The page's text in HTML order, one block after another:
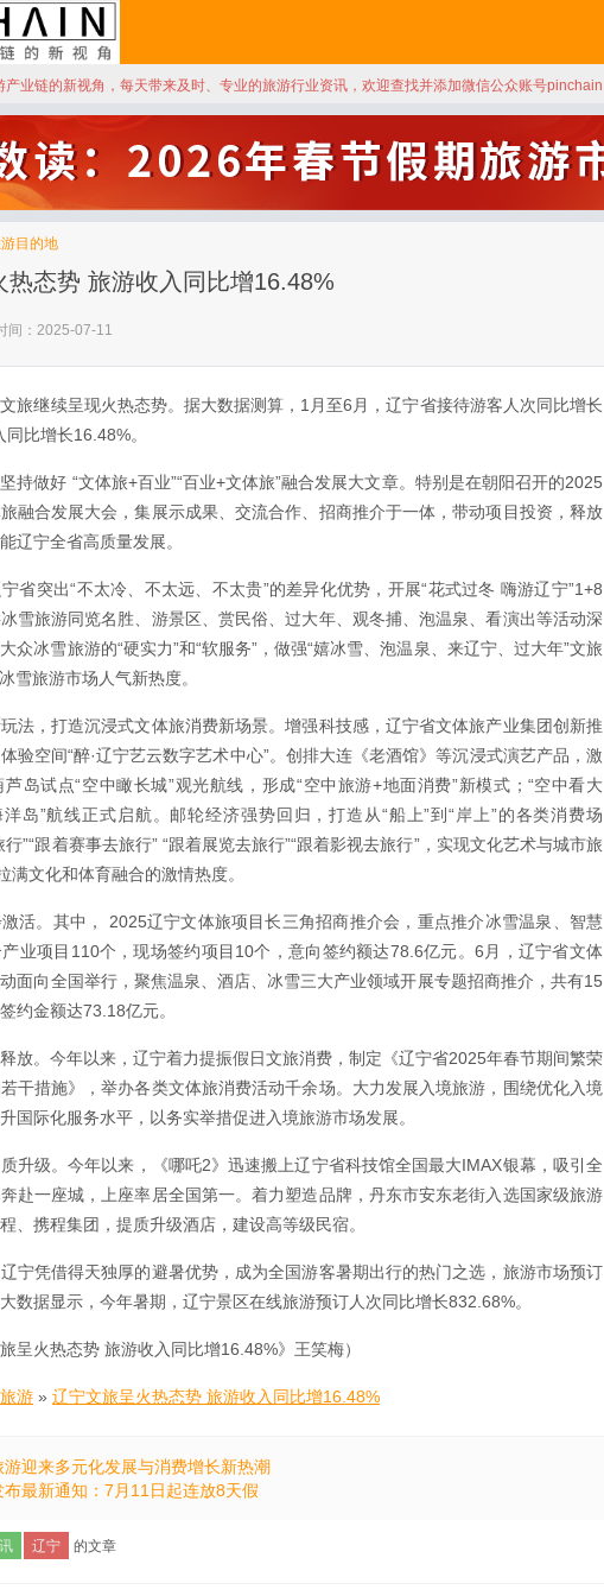
产业链的新视角，每天带来及时、专业的旅游行业资讯，欢迎查找并添加微信公众账号pinchain
目的地
热态势 旅游收入同比增16.48%
间：2025-07-11
旅继续呈现火热态势。据大数据测算，1月至6月，辽宁省接待游客人次同比增长
比增长16.48%。
持做好 “文体旅+百业”“百业+文体旅”融合发展大文章。特别是在朝阳召开的2025
融合发展大会，集展示成果、交流合作、招商推介于一体，带动项目投资，释放
辽宁全省高质量发展。
省突出“不太冷、不太远、不太贵”的差异化优势，开展“花式过冬 嗨游辽宁”1+8
雪旅游同览名胜、游景区、赏民俗、过大年、观冬捕、泡温泉、看演出等活动深
众冰雪旅游的“硬实力”和“软服务”，做强“嬉冰雪、泡温泉、来辽宁、过大年”文旅
雪旅游市场人气新热度。
法，打造沉浸式文体旅消费新场景。增强科技感，辽宁省文体旅产业集团创新推
验空间“醉·辽宁艺云数字艺术中心”。创排大连《老酒馆》等沉浸式演艺产品，激
岛试点“空中瞰长城”观光航线，形成“空中旅游+地面消费”新模式；“空中看大
岛”航线正式启航。邮轮经济强势回归，打造从“船上”到“岸上”的各类消费场
”“跟着赛事去旅行” “跟着展览去旅行”“跟着影视去旅行”，实现文化艺术与城市旅
满文化和体育融合的激情热度。
活。其中， 2025辽宁文体旅项目长三角招商推介会，重点推介冰雪温泉、智慧
业项目110个，现场签约项目10个，意向签约额达78.6亿元。6月，辽宁省文体
面向全国举行，聚焦温泉、酒店、冰雪三大产业领域开展专题招商推介，共有15
约金额达73.18亿元。
放。今年以来，辽宁着力提振假日文旅消费，制定《辽宁省2025年春节期间繁荣
干措施》，举办各类文体旅消费活动千余场。大力发展入境旅游，围绕优化入境
国际化服务水平，以务实举措促进入境旅游市场发展。
升级。今年以来，《哪吒2》迅速搬上辽宁省科技馆全国最大IMAX银幕，吸引全
赴一座城，上座率居全国第一。着力塑造品牌，丹东市安东老街入选国家级旅游
、携程集团，提质升级酒店，建设高等级民宿。
宁凭借得天独厚的避暑优势，成为全国游客暑期出行的热门之选，旅游市场预订
数据显示，今年暑期，辽宁景区在线旅游预订人次同比增长832.68%。
呈火热态势 旅游收入同比增16.48%》王笑梅）
游 » 辽宁文旅呈火热态势 旅游收入同比增16.48%
迎来多元化发展与消费增长新热潮
布最新通知：7月11日起连放8天假
辽宁 的文章